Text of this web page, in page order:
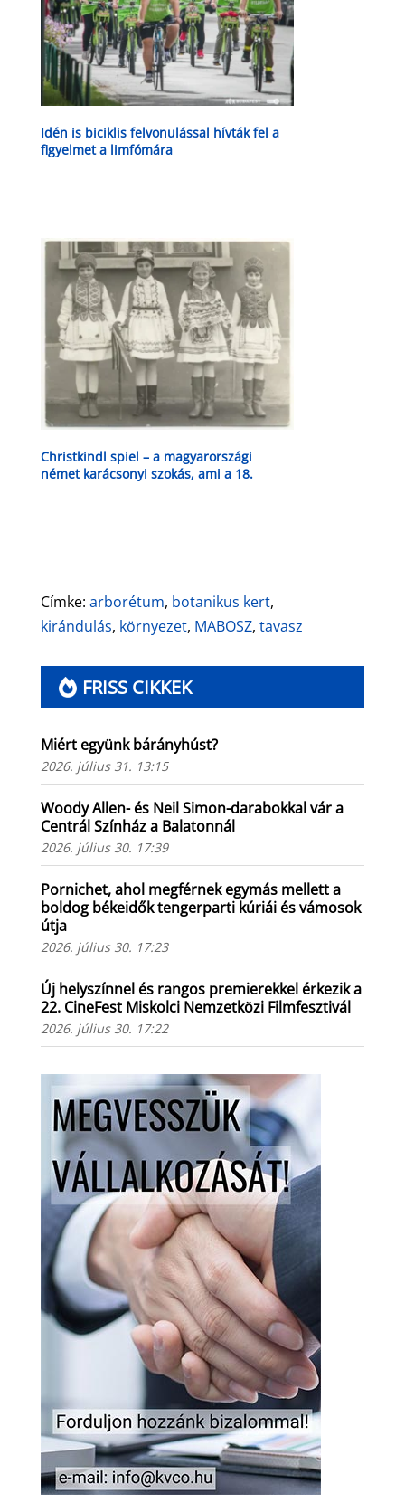
Idén is biciklis felvonulással hívták fel a
figyelmet a limfómára
Christkindl spiel – a magyarországi
német karácsonyi szokás, ami a 18.
Címke: arborétum, botanikus kert,
kirándulás, környezet, MABOSZ, tavasz
FRISS CIKKEK
Miért együnk bárányhúst?
2026. július 31. 13:15
Woody Allen- és Neil Simon-darabokkal vár a
Centrál Színház a Balatonnál
2026. július 30. 17:39
Pornichet, ahol megférnek egymás mellett a
boldog békeidők tengerparti kúriái és vámosok
útja
2026. július 30. 17:23
Új helyszínnel és rangos premierekkel érkezik a
22. CineFest Miskolci Nemzetközi Filmfesztivál
2026. július 30. 17:22